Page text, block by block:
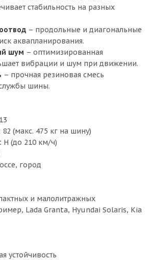
стабильность на разных
– продольные и диагональные
аквапланирования.
шум – оптимизированная
вибрации и шум при движении.
– прочная резиновая смесь
шины.
82 (макс. 475 кг на шину)
H (до 210 км/ч)
город
и малолитражных
Lada Granta, Hyundai Solaris, Kia
устойчивость